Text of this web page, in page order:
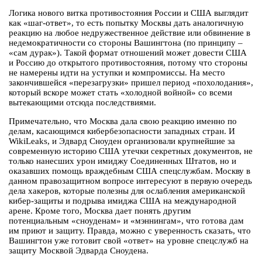
Логика нового витка противостояния России и США выглядит
как «шаг-ответ», то есть попытку Москвы дать аналогичную
реакцию на любое недружественное действие или обвинение в
недемократичности со стороны Вашингтона (по принципу –
«сам дурак»). Такой формат отношений может довести США
и Россию до открытого противостояния, потому что стороны
не намерены идти на уступки и компромиссы. На место
закончившейся «перезагрузки» пришел период «похолодания»,
который вскоре может стать «холодной войной» со всеми
вытекающими отсюда последствиями.
Примечательно, что Москва дала свою реакцию именно по
делам, касающимся кибербезопасности западных стран. И
WikiLeaks, и Эдвард Сноуден организовали крупнейшие за
современную историю США утечки секретных документов, не
только нанесших урон имиджу Соединенных Штатов, но и
оказавших помощь враждебным США спецслужбам. Москву в
данном правозащитном вопросе интересуют в первую очередь
дела хакеров, которые полезны для ослабления американской
кибер-защиты и подрыва имиджа США на международной
арене. Кроме того, Москва дает понять другим
потенциальным «сноуденам» и «мэннингам», что готова дам
им приют и защиту. Правда, можно с уверенность сказать, что
Вашингтон уже готовит свой «ответ» на уровне спецслужб на
защиту Москвой Эдварда Сноудена.